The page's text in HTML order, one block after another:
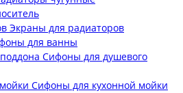
Экраны для радиаторов
для ванны
Сифоны для душевого
Сифоны для кухонной мойки